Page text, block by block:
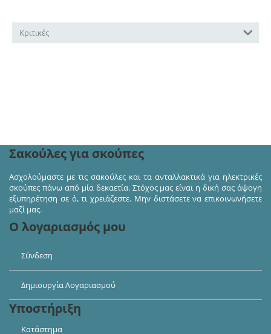
Κριτικές
Σακούλες για σκούπες
Ασχολούμαστε με τις σακούλες και τα ανταλλακτικά για ηλεκτρικές
σκούπες πάνω από μία δεκαετία. Στόχος μας είναι η δική σας άψογη
εξυπηρέτηση σε ό, τι χρειάζεστε. Μην διστάσετε να επικοινωνήσετε
μαζί μας.
Ο λογαριασμός μου
Σύνδεση
Δημιουργία Λογαριασμού
Υποστήριξη
Κατάστημα